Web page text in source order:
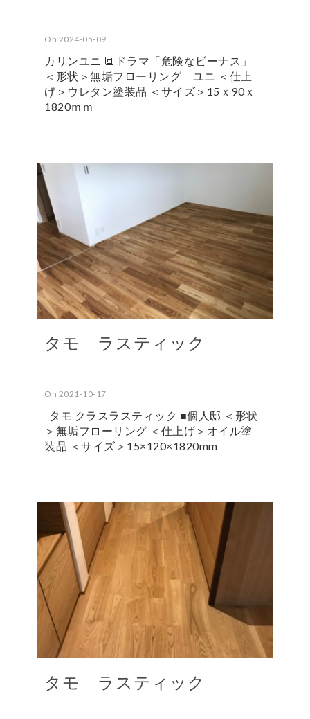
On 2024-05-09
カリンユニ 🔳ドラマ「危険なビーナス」
＜形状＞無垢フローリング ユニ ＜仕上
げ＞ウレタン塗装品 ＜サイズ＞15ｘ90ｘ
1820ｍｍ
タモ ラスティック
On 2021-10-17
タモ クラスラスティック ■個人邸 ＜形状
＞無垢フローリング ＜仕上げ＞オイル塗
装品 ＜サイズ＞15×120×1820mm
タモ ラスティック